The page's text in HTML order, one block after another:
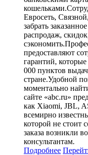
Евросеть,
забрать
распродаж,
предоставляют
гарантий,
000 пунктов
стране.Удобной
моментально
сайте «abc.ru»
как Xiaomi, JBL,
всемирно
которой не стоит
заказа возникли
консультантам.
Подробнее